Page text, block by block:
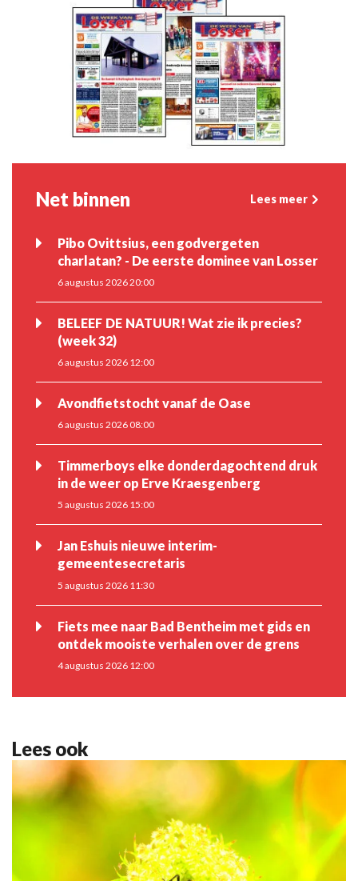
Net binnen Lees meer
Pibo Ovittsius, een godvergeten
charlatan? - De eerste dominee van Losser
6 augustus 2026 20:00
BELEEF DE NATUUR! Wat zie ik precies?
(week 32)
6 augustus 2026 12:00
Avondfietstocht vanaf de Oase
6 augustus 2026 08:00
Timmerboys elke donderdagochtend druk
in de weer op Erve Kraesgenberg
5 augustus 2026 15:00
Jan Eshuis nieuwe interim-
gemeentesecretaris
5 augustus 2026 11:30
Fiets mee naar Bad Bentheim met gids en
ontdek mooiste verhalen over de grens
4 augustus 2026 12:00
Lees ook